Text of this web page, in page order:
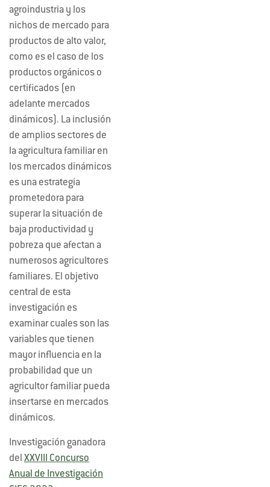
agroindustria y los
nichos de mercado para
productos de alto valor,
como es el caso de los
productos orgánicos o
certificados (en
adelante mercados
dinámicos). La inclusión
de amplios sectores de
la agricultura familiar en
los mercados dinámicos
es una estrategia
prometedora para
superar la situación de
baja productividad y
pobreza que afectan a
numerosos agricultores
familiares. El objetivo
central de esta
investigación es
examinar cuales son las
variables que tienen
mayor influencia en la
probabilidad que un
agricultor familiar pueda
insertarse en mercados
dinámicos.
Investigación ganadora
del XXVIII Concurso
Anual de Investigación